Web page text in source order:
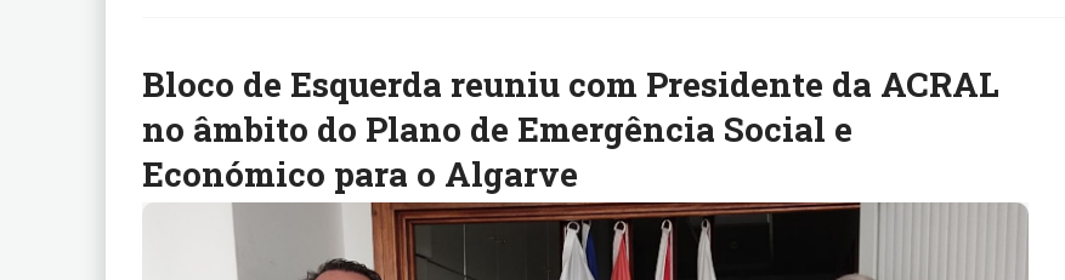
Bloco de Esquerda reuniu com Presidente da ACRAL
no âmbito do Plano de Emergência Social e
Económico para o Algarve